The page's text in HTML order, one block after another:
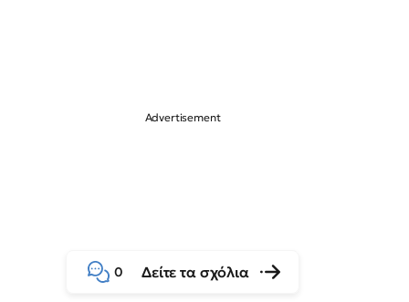
0 Δείτε τα σχόλια